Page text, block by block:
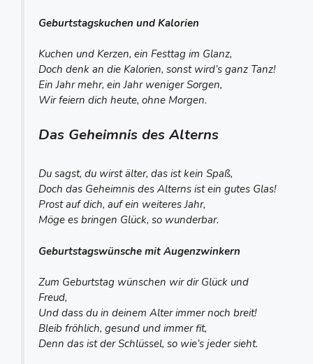
Geburtstagskuchen und Kalorien
Kuchen und Kerzen, ein Festtag im Glanz,
Doch denk an die Kalorien, sonst wird’s ganz Tanz!
Ein Jahr mehr, ein Jahr weniger Sorgen,
Wir feiern dich heute, ohne Morgen.
Das Geheimnis des Alterns
Du sagst, du wirst älter, das ist kein Spaß,
Doch das Geheimnis des Alterns ist ein gutes Glas!
Prost auf dich, auf ein weiteres Jahr,
Möge es bringen Glück, so wunderbar.
Geburtstagswünsche mit Augenzwinkern
Zum Geburtstag wünschen wir dir Glück und
Freud,
Und dass du in deinem Alter immer noch breit!
Bleib fröhlich, gesund und immer fit,
Denn das ist der Schlüssel, so wie’s jeder sieht.